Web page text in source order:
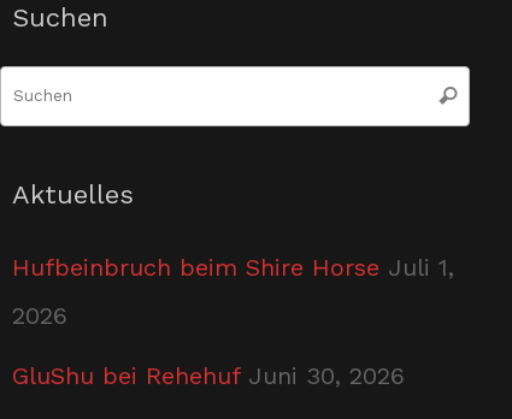
Suchen
Suchen
Aktuelles
Hufbeinbruch beim Shire Horse Juli 1,
2026
GluShu bei Rehehuf Juni 30, 2026